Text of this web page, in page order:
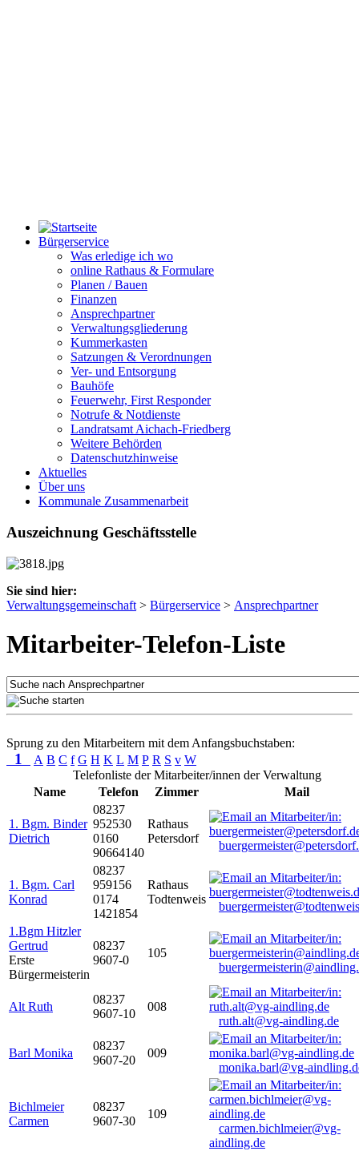
Bürgerservice
Was erledige ich wo
online Rathaus & Formulare
Planen / Bauen
Finanzen
Ansprechpartner
Verwaltungsgliederung
Kummerkasten
Satzungen & Verordnungen
Ver- und Entsorgung
Bauhöfe
Feuerwehr, First Responder
Notrufe & Notdienste
Landratsamt Aichach-Friedberg
Weitere Behörden
Datenschutzhinweise
Aktuelles
Über uns
Kommunale Zusammenarbeit
Auszeichnung Geschäftsstelle
Sie sind hier:
Verwaltungsgemeinschaft > Bürgerservice > Ansprechpartner
Mitarbeiter-Telefon-Liste
Sprung zu den Mitarbeitern mit dem Anfangsbuchstaben:
1 A B C f G H K L M P R S v W
Telefonliste der Mitarbeiter/innen der Verwaltung
Name
Telefon Zimmer Mail
1. Bgm. Binder
Dietrich
08237
952530
0160
90664140
Rathaus
Petersdorf
1. Bgm. Carl
Konrad
08237
959156
0174
1421854
Rathaus
Todtenweis
1.Bgm Hitzler
Gertrud
Erste
Bürgermeisterin
08237
9607-0
105
Alt Ruth
08237
9607-10
008
ruth.alt@vg-aindling.de
Barl Monika
08237
9607-20
009
monika.barl@vg-
Bichlmeier
Carmen
08237
9607-30
109
carmen.bichlmeier@vg-
aindling.de